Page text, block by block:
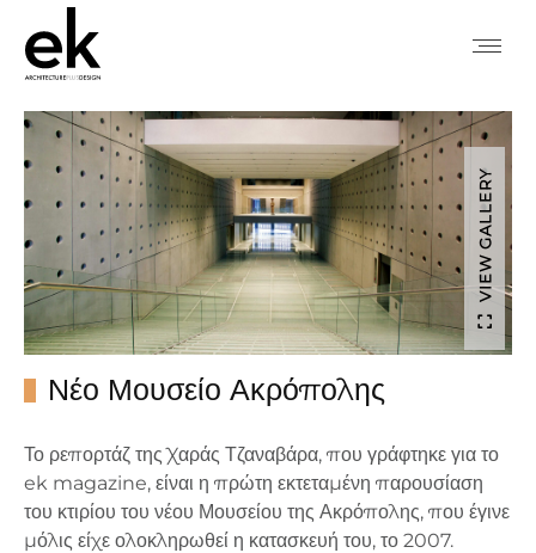
VIEW GALLERY
Νέο Μουσείο Ακρόπολης
Το ρεπορτάζ της Χαράς Τζαναβάρα, που γράφτηκε για το
ek magazine, είναι η πρώτη εκτεταμένη παρουσίαση
του κτιρίου του νέου Μουσείου της Ακρόπολης, που έγινε
μόλις είχε ολοκληρωθεί η κατασκευή του, το 2007.